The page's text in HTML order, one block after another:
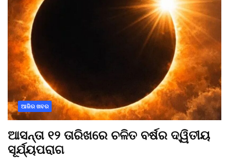
ଆଜିର ଖବର
ଆସନ୍ତା ୧୨ ତାରିଖରେ ଚଳିତ ବର୍ଷର ଦ୍ୱିତୀୟ
ସୂର୍ଯ୍ୟପରାଗ